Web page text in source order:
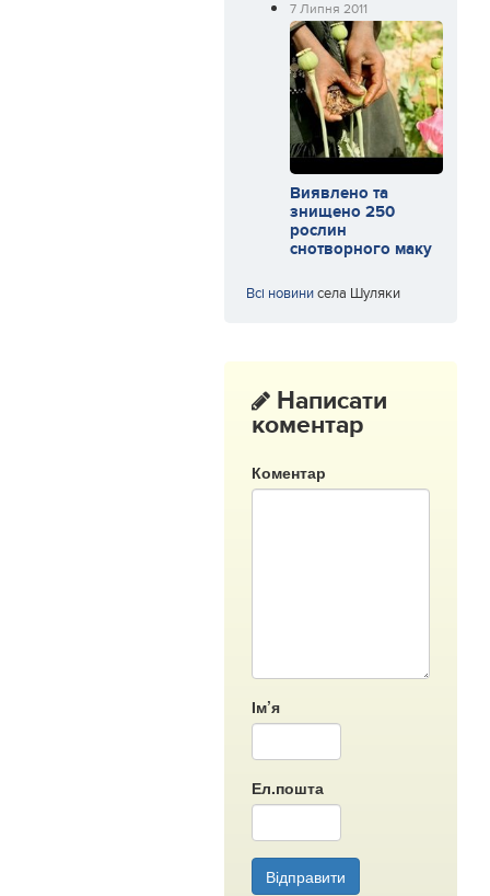
7 Липня 2011
Виявлено та
знищено 250
рослин
снотворного маку
Всі новинисела Шуляки
Написати
коментар
Коментар
Ім’я
Ел.пошта
Відправити